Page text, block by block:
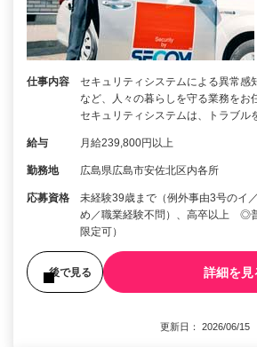
仕事内容
セキュリティシステムによる異常感
など、人々の暮らしを守る業務を
セキュリティシステムは、トラブ
給与 月給239,800円以上
勤務地 広島県広島市安佐北区内各所
応募資格
未経験39歳まで（例外事由3号のイ
め／職業経験不問）、高卒以上 ◎
限定可）
後で見る 詳細を見
更新日： 2026/06/